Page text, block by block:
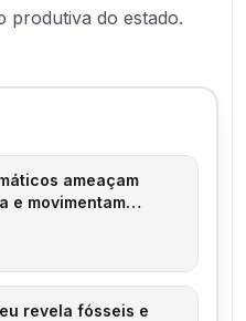
produtiva do estado.
ameaçam
e movimentam
revela fósseis e